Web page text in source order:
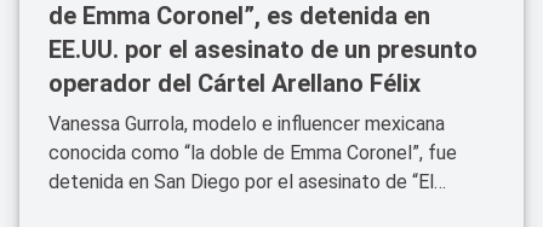
de Emma Coronel”, es detenida en
EE.UU. por el asesinato de un presunto
operador del Cártel Arellano Félix
Vanessa Gurrola, modelo e influencer mexicana
conocida como “la doble de Emma Coronel”, fue
detenida en San Diego por el asesinato de “El